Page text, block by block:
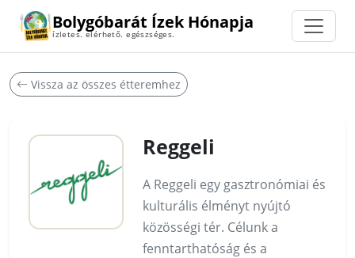
Bolygóbarát Ízek Hónapja
ízletes. elérhető. egészséges.
Vissza az összes étteremhez
Reggeli
A Reggeli egy gasztronómiai és
kulturális élményt nyújtó
közösségi tér. Célunk a
fenntarthatóság és a